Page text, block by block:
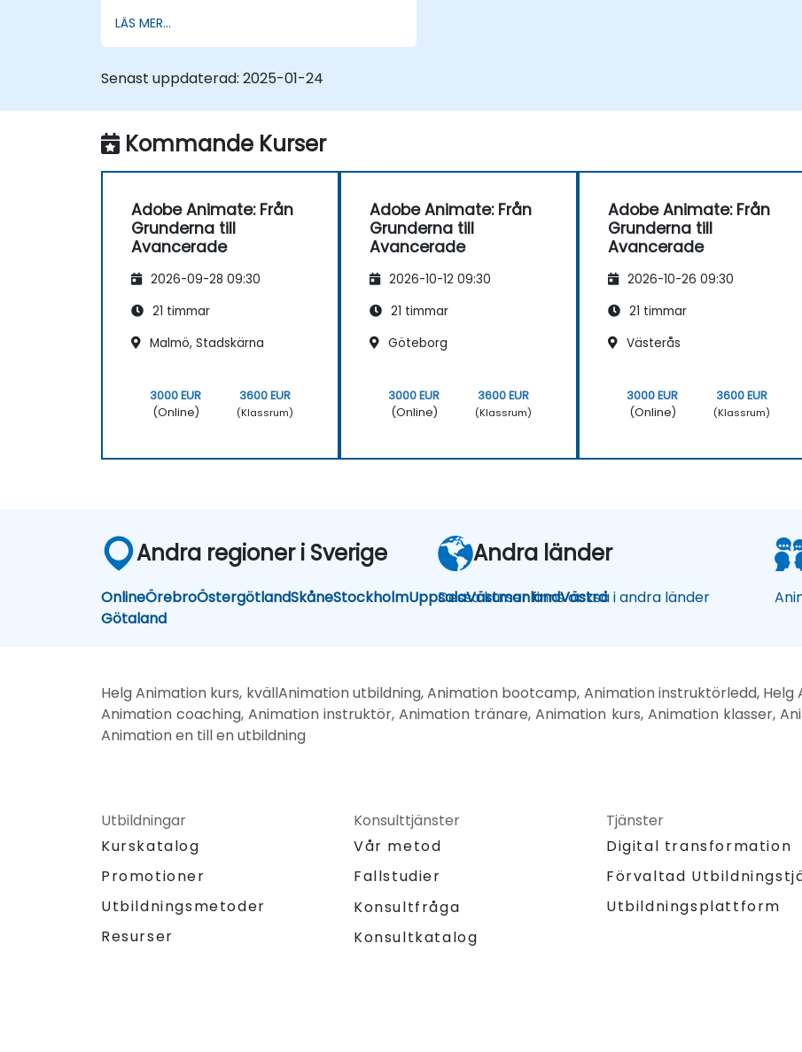
Designa interaktiva animationer och
applikationer med ActionScript och
Inkorporera ljud- och videoelement i
video- och mobilplattformar.
LÄS MER...
Senast uppdaterad: 2025-01-24
Kommande Kurser
Adobe Animate: Från
Grunderna till
Avancerade
2026-09-28 09:30
21 timmar
Malmö, Stadskärna
3000 EUR
(Online)
3600 EUR
(Klassrum)
Adobe Animate: Från
Grunderna till
Avancerade
2026-10-12 09:30
21 timmar
Göteborg
3000 EUR
(Online)
3600 EUR
(Klassrum)
Adobe Animate: Från
Grunderna till
Avancerade
2026-10-26 09:30
21 timmar
Västerås
3000 EUR
(Online)
3600 EUR
(Klassrum)
Andra regioner i Sverige
OnlineÖrebroÖstergötlandSkåneStockholmUppsalaVästmanlandVästra
Götaland
Andra länder
Dessa kurser finns också i andra länder
Helg Animation kurs, kvällAnimation utbildning, Animation bootcamp, Animation instruktörledd, Helg
Animation coaching, Animation instruktör, Animation tränare, Animation kurs, Animation klasser,
Animation en till en utbildning
Utbildningar
Kurskatalog
Promotioner
Utbildningsmetoder
Resurser
Konsulttjänster
Vår metod
Fallstudier
Konsultfråga
Konsultkatalog
Tjänster
Digital transformation
Förvaltad
Utbildningsplattform